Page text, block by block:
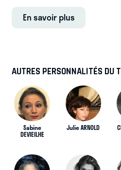
En savoir plus
AUTRES PERSONNALITÉS DU
Sabine
DEVIEILHE
Julie ARNOLD